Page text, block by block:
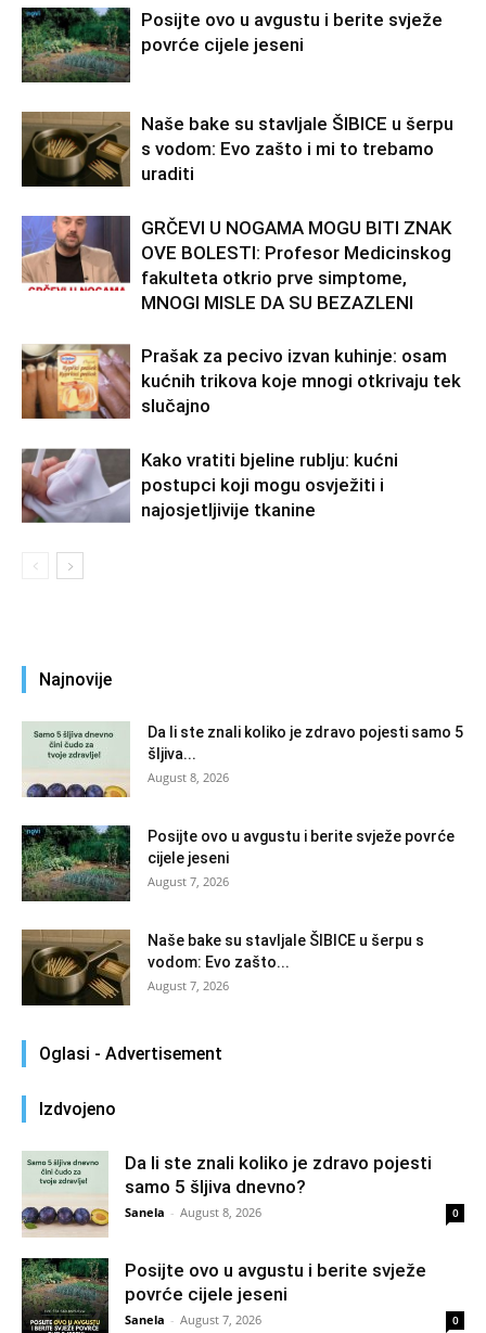
Posijte ovo u avgustu i berite svježe
povrće cijele jeseni
Naše bake su stavljale ŠIBICE u šerpu
s vodom: Evo zašto i mi to trebamo
uraditi
GRČEVI U NOGAMA MOGU BITI ZNAK
OVE BOLESTI: Profesor Medicinskog
fakulteta otkrio prve simptome,
MNOGI MISLE DA SU BEZAZLENI
Prašak za pecivo izvan kuhinje: osam
kućnih trikova koje mnogi otkrivaju tek
slučajno
Kako vratiti bjeline rublju: kućni
postupci koji mogu osvježiti i
najosjetljivije tkanine
Najnovije
Da li ste znali koliko je zdravo pojesti samo 5
šljiva...
August 8, 2026
Posijte ovo u avgustu i berite svježe povrće
cijele jeseni
August 7, 2026
Naše bake su stavljale ŠIBICE u šerpu s
vodom: Evo zašto...
August 7, 2026
Oglasi - Advertisement
Izdvojeno
Da li ste znali koliko je zdravo pojesti
samo 5 šljiva dnevno?
Sanela - August 8, 2026 0
Posijte ovo u avgustu i berite svježe
povrće cijele jeseni
Sanela - August 7, 2026 0